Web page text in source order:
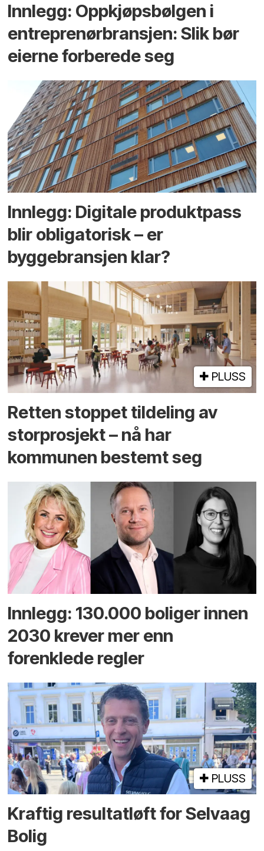
Innlegg: Oppkjøps­bølgen i
entreprenør­bransjen: Slik bør
eierne forberede seg
Innlegg: Digitale produktpass
blir obligatorisk – er
byggebransjen klar?
PLUSS
Retten stoppet tildeling av
storprosjekt – nå har
kommunen bestemt seg
Innlegg: 130.000 boliger innen
2030 krever mer enn
forenklede regler
PLUSS
Kraftig resultatløft for Selvaag
Bolig